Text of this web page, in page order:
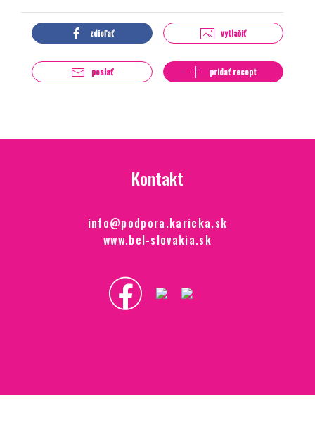
zdieľať vytlačiť
poslať pridať recept
Kontakt
info@podpora.karicka.sk
www.bel-slovakia.sk